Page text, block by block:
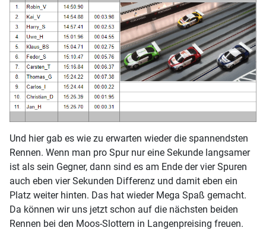
Und hier gab es wie zu erwarten wieder die spannendsten
Rennen. Wenn man pro Spur nur eine Sekunde langsamer
ist als sein Gegner, dann sind es am Ende der vier Spuren
auch eben vier Sekunden Differenz und damit eben ein
Platz weiter hinten. Das hat wieder Mega Spaß gemacht.
Da können wir uns jetzt schon auf die nächsten beiden
Rennen bei den Moos-Slottern in Langenpreising freuen.